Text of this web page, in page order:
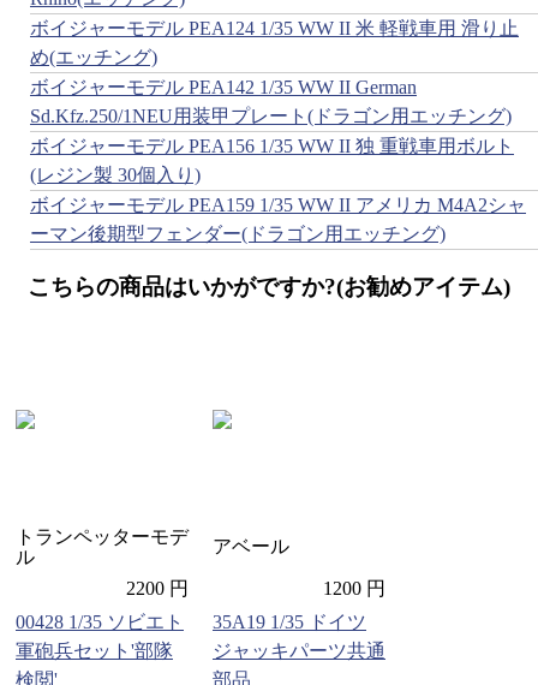
ボイジャーモデル PEA124 1/35 WW II 米 軽戦車用 滑り止
め(エッチング)
ボイジャーモデル PEA142 1/35 WW II German
Sd.Kfz.250/1NEU用装甲プレート(ドラゴン用エッチング)
ボイジャーモデル PEA156 1/35 WW II 独 重戦車用ボルト
(レジン製 30個入り)
ボイジャーモデル PEA159 1/35 WW II アメリカ M4A2シャ
ーマン後期型フェンダー(ドラゴン用エッチング)
こちらの商品はいかがですか?(お勧めアイテム)
トランペッターモデ
ル
2200 円
00428 1/35 ソビエト
軍砲兵セット'部隊
検閲'
アベール
1200 円
35A19 1/35 ドイツ
ジャッキパーツ共通
部品